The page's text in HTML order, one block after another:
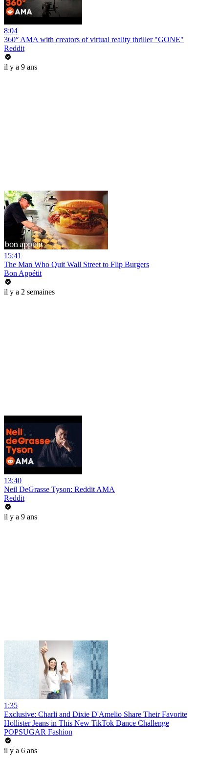
8:04
360° AMA with creators of virtual reality thriller "GONE"
Reddit
il y a 9 ans
15:41
The Man Who Quit Wall Street to Flip Burgers
Bon Appétit
il y a 2 semaines
13:40
Neil DeGrasse Tyson: Reddit AMA
Reddit
il y a 9 ans
1:35
Exclusive: Charli and Dixie D'Amelio Share Their Favorite
Hollister Jeans in This New TikTok Dance Challenge
POPSUGAR Fashion
il y a 6 ans